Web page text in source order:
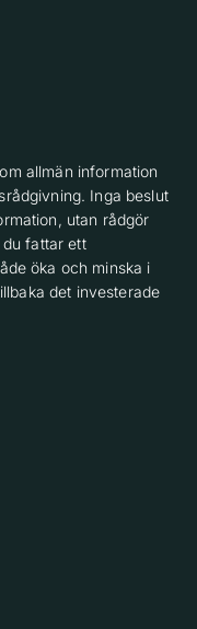
allmän information
Inga beslut
utan rådgör
fattar ett
öka och minska i
det investerade